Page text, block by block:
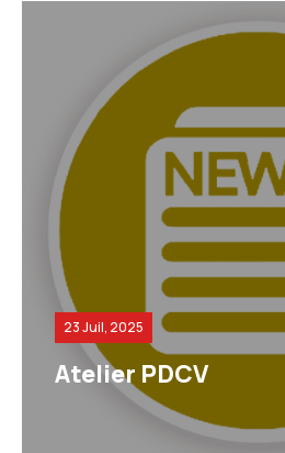
23 Juil, 2025
Atelier PDCV